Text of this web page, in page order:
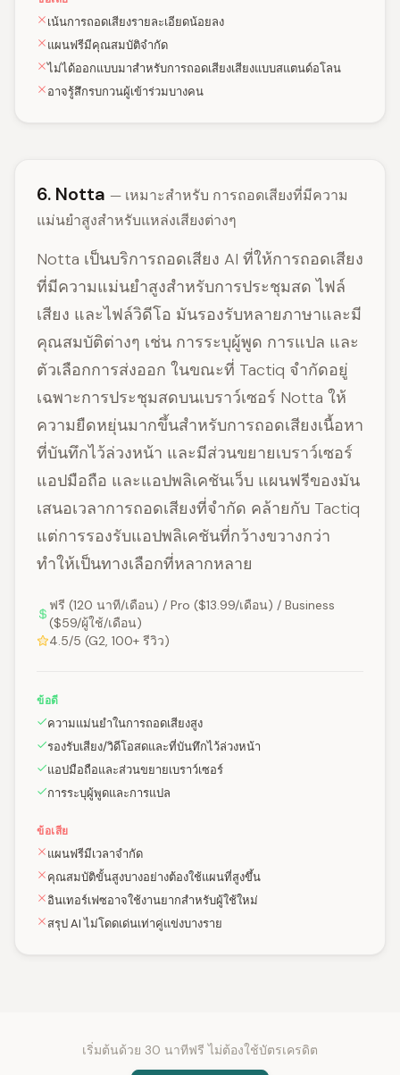
เน้นการถอดเสียงรายละเอียดน้อยลง
แผนฟรีมีคุณสมบัติจำกัด
ไม่ได้ออกแบบมาสำหรับการถอดเสียงเสียงแบบสแตนด์อโลน
อาจรู้สึกรบกวนผู้เข้าร่วมบางคน
6. Notta — เหมาะสำหรับ การถอดเสียงที่มีความ
แม่นยำสูงสำหรับแหล่งเสียงต่างๆ
Notta เป็นบริการถอดเสียง AI ที่ให้การถอดเสียง
ที่มีความแม่นยำสูงสำหรับการประชุมสด ไฟล์
เสียง และไฟล์วิดีโอ มันรองรับหลายภาษาและมี
คุณสมบัติต่างๆ เช่น การระบุผู้พูด การแปล และ
ตัวเลือกการส่งออก ในขณะที่ Tactiq จำกัดอยู่
เฉพาะการประชุมสดบนเบราว์เซอร์ Notta ให้
ความยืดหยุ่นมากขึ้นสำหรับการถอดเสียงเนื้อหา
ที่บันทึกไว้ล่วงหน้า และมีส่วนขยายเบราว์เซอร์
แอปมือถือ และแอปพลิเคชันเว็บ แผนฟรีของมัน
เสนอเวลาการถอดเสียงที่จำกัด คล้ายกับ Tactiq
แต่การรองรับแอปพลิเคชันที่กว้างขวางกว่า
ทำให้เป็นทางเลือกที่หลากหลาย
ฟรี (120 นาที/เดือน) / Pro ($13.99/เดือน) / Business
($59/ผู้ใช้/เดือน)
4.5/5 (G2, 100+ รีวิว)
ข้อดี
ความแม่นยำในการถอดเสียงสูง
รองรับเสียง/วิดีโอสดและที่บันทึกไว้ล่วงหน้า
แอปมือถือและส่วนขยายเบราว์เซอร์
การระบุผู้พูดและการแปล
ข้อเสีย
แผนฟรีมีเวลาจำกัด
คุณสมบัติขั้นสูงบางอย่างต้องใช้แผนที่สูงขึ้น
อินเทอร์เฟซอาจใช้งานยากสำหรับผู้ใช้ใหม่
สรุป AI ไม่โดดเด่นเท่าคู่แข่งบางราย
เริ่มต้นด้วย 30 นาทีฟรี ไม่ต้องใช้บัตรเครดิต